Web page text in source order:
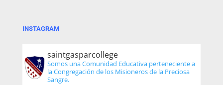
INSTAGRAM
saintgasparcollege
Somos una Comunidad Educativa perteneciente a
la Congregación de los Misioneros de la Preciosa
Sangre.